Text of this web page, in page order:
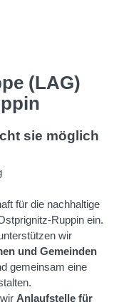
(LAG)
sie möglich
für die nachhaltige
Ruppin ein.
wir
und Gemeinden
gemeinsam eine
Anlaufstelle für